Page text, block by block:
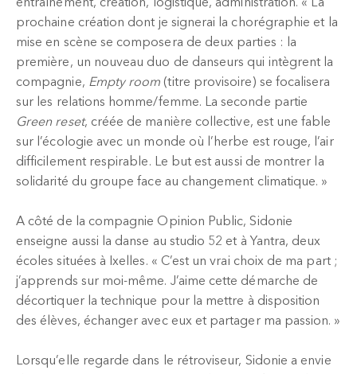
entraînement, création, logistique, administration. « La
prochaine création dont je signerai la chorégraphie et la
mise en scène se composera de deux parties : la
première, un nouveau duo de danseurs qui intègrent la
compagnie, Empty room (titre provisoire) se focalisera
sur les relations homme/femme. La seconde partie
Green reset, créée de manière collective, est une fable
sur l’écologie avec un monde où l’herbe est rouge, l’air
difficilement respirable. Le but est aussi de montrer la
solidarité du groupe face au changement climatique. »
A côté de la compagnie Opinion Public, Sidonie
enseigne aussi la danse au studio 52 et à Yantra, deux
écoles situées à Ixelles. « C’est un vrai choix de ma part ;
j’apprends sur moi-même. J’aime cette démarche de
décortiquer la technique pour la mettre à disposition
des élèves, échanger avec eux et partager ma passion. »
Lorsqu’elle regarde dans le rétroviseur, Sidonie a envie